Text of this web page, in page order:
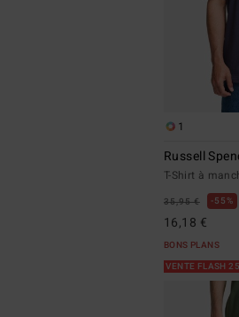
1
Russell
T-Shirt à
35,95 € 55%
16,18 €
BONS PLANS
VENTE FLASH